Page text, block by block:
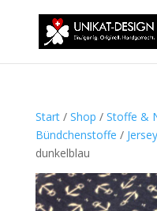
Start/ Shop / Stoffe &
Bündchenstoffe /
dunkelblau